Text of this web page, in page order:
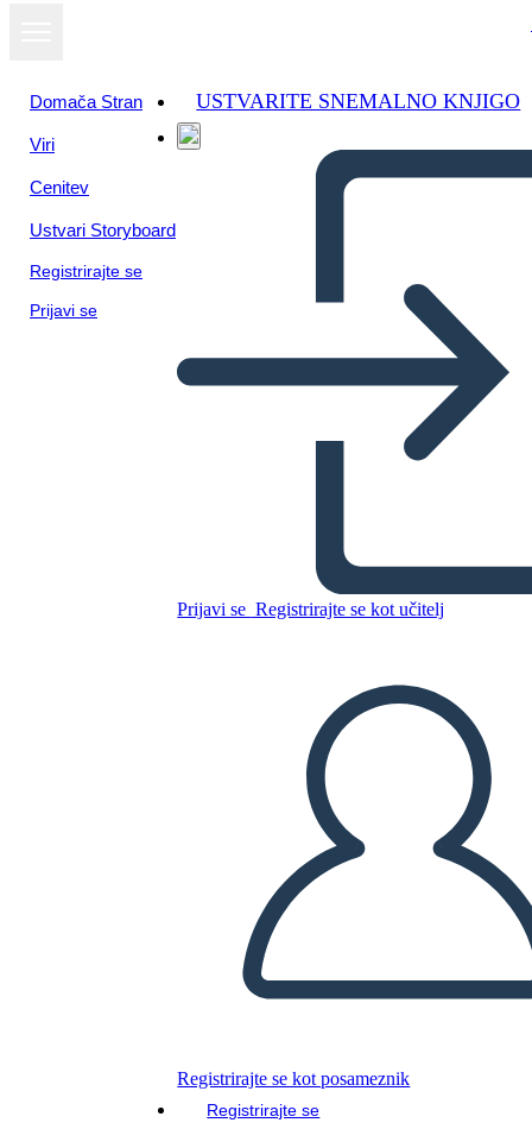
Domača Stran
Viri
Cenitev
Ustvari Storyboard
Registrirajte se
Prijavi se
USTVARITE SNEMALNO KNJIGO
Prijavi se Registrirajte se kot učitelj
Registrirajte se kot posameznik
Registrirajte se
USTVARITE SNEMALNO KNJIGO
PREDVAJANJE DIAPROJEKCIJE
PREBERI MI